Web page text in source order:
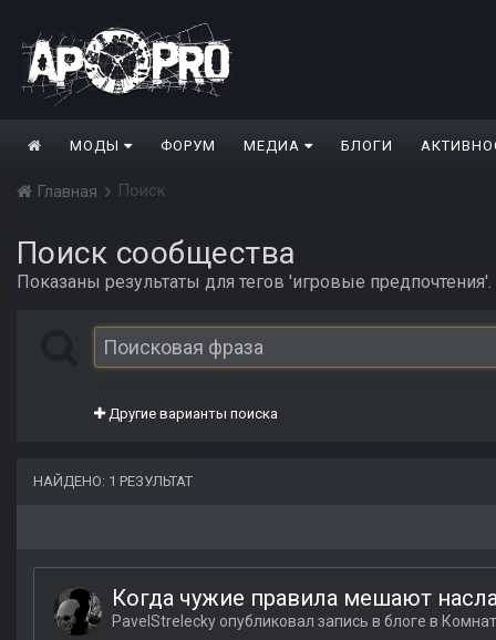
МОДЫ ФОРУМ МЕДИА БЛОГИ
Главная Поиск
Поиск сообщества
Показаны результаты для тегов 'игровые предпочтения'.
Другие варианты поиска
НАЙДЕНО: 1 РЕЗУЛЬТАТ
Когда чужие правила мешают
PavelStrelecky опубликовал запись в блоге в